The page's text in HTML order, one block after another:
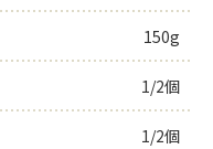
150g
1/2個
1/2個